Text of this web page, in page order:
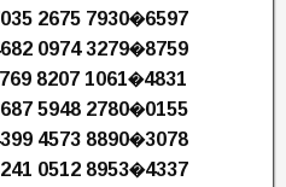
2675 7930�6597
0974 3279�8759
8207 1061�4831
5948 2780�0155
4573 8890�3078
0512 8953�4337